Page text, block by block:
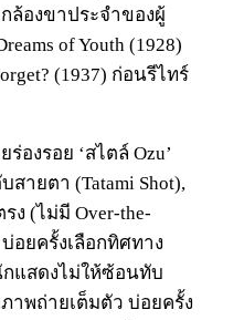
ล้องขาประจำของผู้
of Youth (1928)
(1937) ก่อนรีไทร์
องรอย ‘สไตล์ Ozu’
ายตา (Tatami Shot),
ง (ไม่มี Over-the-
บ่อยครั้งเลือกทิศทาง
กแสดงไม่ให้ซ้อนทับ
พถ่ายเต็มตัว บ่อยครั้ง